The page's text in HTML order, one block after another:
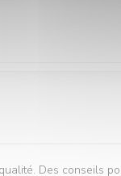
Des conseils